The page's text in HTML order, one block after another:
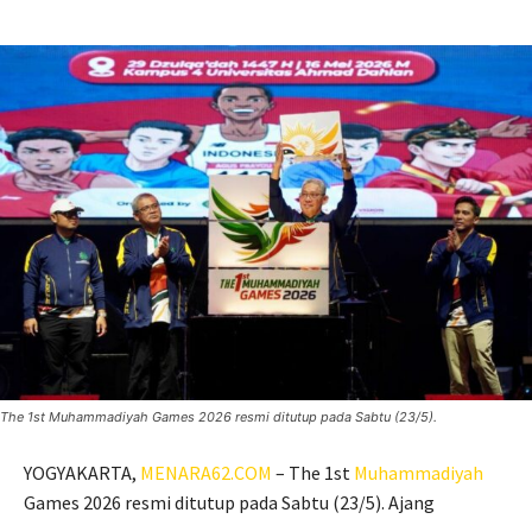
The 1st Muhammadiyah Games 2026 resmi ditutup pada Sabtu (23/5).
YOGYAKARTA, MENARA62.COM – The 1st Muhammadiyah
Games 2026 resmi ditutup pada Sabtu (23/5). Ajang